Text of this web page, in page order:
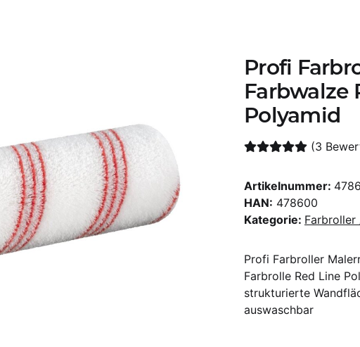
Profi
Farbwalze
Polyamid
(3
Artikelnummer:
HAN: 478600
Kategorie: Farbroller
Profi Farbroller
Farbrolle Red Line
strukturierte
auswaschbar